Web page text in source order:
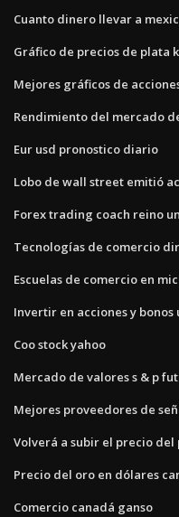
Cuanto dinero llevar a
Gráfico de precios de plata
Mejores gráficos de
Rendimiento del mercado
Eur usd pronostico diario
Lobo de wall street emitió
Forex trading coach reino
Tecnologías de comercio
Escuelas de comercio en
Invertir en acciones y bonos
Coo stock yahoo
Mercado de valores s & p
Mejores proveedores de
Volverá a subir el precio
Precio del oro en dólares
Comercio canadá ganso